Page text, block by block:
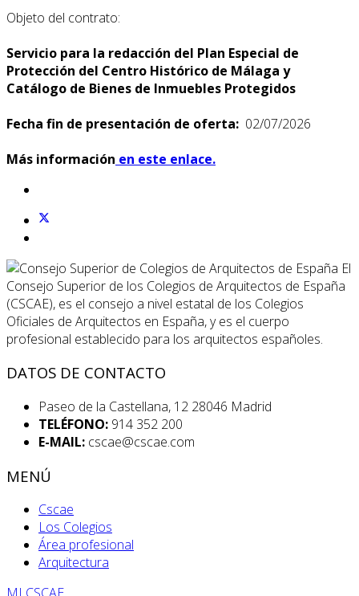
Objeto del contrato:
Servicio para la redacción del Plan Especial de
Protección del Centro Histórico de Málaga y
Catálogo de Bienes de Inmuebles Protegidos
Fecha fin de presentación de oferta: 02/07/2026
Más información en este enlace.
El
Consejo Superior de los Colegios de Arquitectos de España
(CSCAE), es el consejo a nivel estatal de los Colegios
Oficiales de Arquitectos en España, y es el cuerpo
profesional establecido para los arquitectos españoles.
DATOS DE CONTACTO
Paseo de la Castellana, 12 28046 Madrid
TELÉFONO: 914 352 200
E-MAIL: cscae@cscae.com
MENÚ
Cscae
Los Colegios
Área profesional
Arquitectura